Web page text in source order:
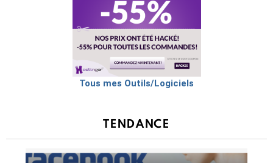
Tous mes Outils/Logiciels
TENDANCE